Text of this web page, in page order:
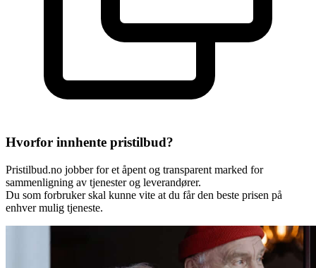
Hvorfor innhente pristilbud?
Pristilbud.no jobber for et åpent og transparent marked for
sammenligning av tjenester og leverandører.
Du som forbruker skal kunne vite at du får den beste prisen på
enhver mulig tjeneste.